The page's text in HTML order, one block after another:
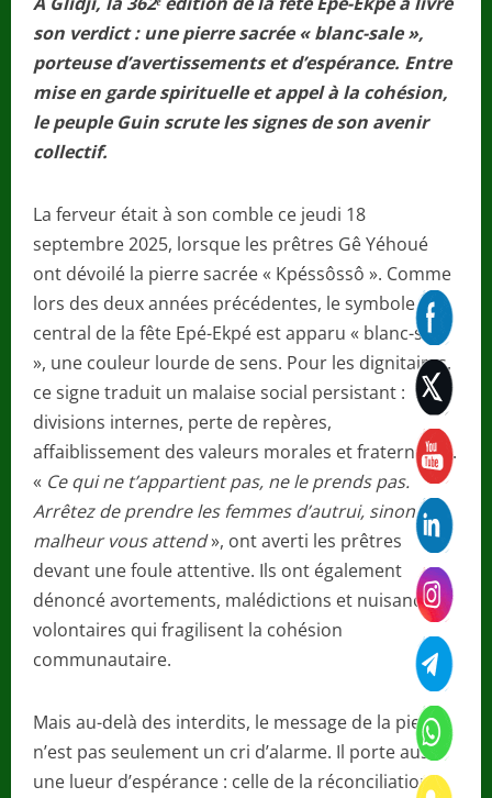
son verdict : une pierre sacrée « blanc-sale »,
porteuse d’avertissements et d’espérance. Entre
mise en garde spirituelle et appel à la cohésion,
le peuple Guin scrute les signes de son avenir
collectif.
La ferveur était à son comble ce jeudi 18
septembre 2025, lorsque les prêtres Gê Yéhoué
ont dévoilé la pierre sacrée « Kpéssôssô ». Comme
lors des deux années précédentes, le symbole
central de la fête Epé-Ekpé est apparu « blanc-sale
», une couleur lourde de sens. Pour les dignitaires,
ce signe traduit un malaise social persistant :
divisions internes, perte de repères,
affaiblissement des valeurs morales et fraternelles.
« Ce qui ne t’appartient pas, ne le prends pas.
Arrêtez de prendre les femmes d’autrui, sinon le
malheur vous attend», ont averti les prêtres
devant une foule attentive. Ils ont également
dénoncé avortements, malédictions et nuisances
volontaires qui fragilisent la cohésion
communautaire.
Mais au-delà des interdits, le message de la pierre
n’est pas seulement un cri d’alarme. Il porte aussi
une lueur d’espérance : celle de la réconciliation,